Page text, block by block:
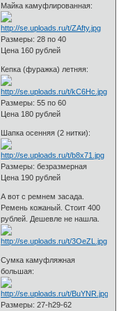
Майка камуфлированная:
Размеры: 28 по 40
Цена 160 рублей
Кепка (фуражка) летняя:
Размеры: 55 по 60
Цена 180 рублей
Шапка осенняя (2 нитки):
Размеры: безразмерная
Цена 190 рублей
А вот с ремнем засада.
Ремень кожаный. Стоит 400
рублей. Дешевле не нашла.
Сумка камуфляжная
большая:
Размеры: 27-h29-62